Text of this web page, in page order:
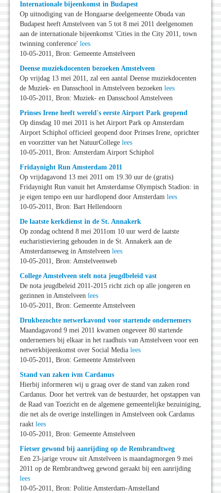
Internationale bijeenkomst in Budapest
Op uitnodiging van de Hongaarse deelgemeente Obuda van
Budapest heeft Amstelveen van 5 tot 8 mei 2011 deelgenomen
aan de internationale bijeenkomst 'Cities in the City 2011, town
twinning conference' lees
10-05-2011, Bron: Gemeente Amstelveen
Deense muziekdocenten bezoeken Amstelveen
Op vrijdag 13 mei 2011, zal een aantal Deense muziekdocenten
de Muziek- en Dansschool in Amstelveen bezoeken lees
10-05-2011, Bron: Muziek- en Dansschool Amstelveen
Prinses Irene heeft wereld's eerste Airport Park geopend
Op dinsdag 10 mei 2011 is het Airport Park op Amsterdam
Airport Schiphol officieel geopend door Prinses Irene, oprichter
en voorzitter van het NatuurCollege lees
10-05-2011, Bron: Amsterdam Airport Schiphol
Fridaynight Run Amsterdam 2011
Op vrijdagavond 13 mei 2011 om 19.30 uur de (gratis)
Fridaynight Run vanuit het Amsterdamse Olympisch Stadion: in
je eigen tempo een uur hardlopend door Amsterdam lees
10-05-2011, Bron: Bart Hellendoorn
De laatste kerkdienst in de St. Annakerk
Op zondag ochtend 8 mei 2011om 10 uur werd de laatste
eucharistieviering gehouden in de St. Annakerk aan de
Amsterdamseweg in Amstelveen lees
10-05-2011, Bron: Amstelveenweb
College Amstelveen stelt nota jeugdbeleid vast
De nota jeugdbeleid 2011-2015 richt zich op alle jongeren en
gezinnen in Amstelveen lees
10-05-2011, Bron: Gemeente Amstelveen
Drukbezochte netwerkavond voor startende ondernemers
Maandagavond 9 mei 2011 kwamen ongeveer 80 startende
ondernemers bij elkaar in het raadhuis van Amstelveen voor een
netwerkbijeenkomst over Social Media lees
10-05-2011, Bron: Gemeente Amstelveen
Stand van zaken ivm Cardanus
Hierbij informeren wij u graag over de stand van zaken rond
Cardanus. Door het vertrek van de bestuurder, het opstappen van
de Raad van Toezicht en de algemene gemeentelijke bezuiniging,
die net als de overige instellingen in Amstelveen ook Cardanus
raakt lees
10-05-2011, Bron: Gemeente Amstelveen
Fietser gewond bij aanrijding op de Rembrandtweg
Een 23-jarige vrouw uit Amstelveen is maandagmorgen 9 mei
2011 op de Rembrandtweg gewond geraakt bij een aanrijding
lees
10-05-2011, Bron: Politie Amsterdam-Amstelland